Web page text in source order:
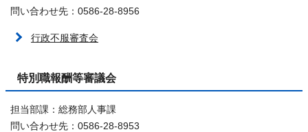
問い合わせ先：0586-28-8956
行政不服審査会
特別職報酬等審議会
担当部課：総務部人事課
問い合わせ先：0586-28-8953